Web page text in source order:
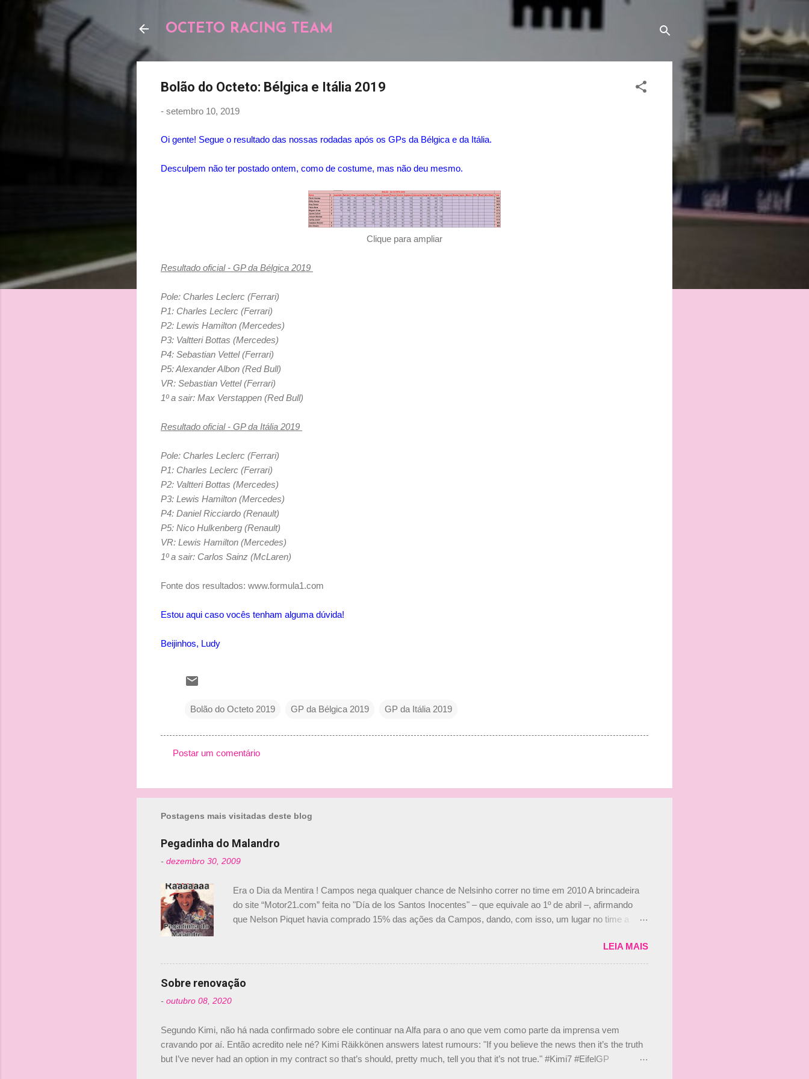
OCTETO RACING TEAM
Bolão do Octeto: Bélgica e Itália 2019
- setembro 10, 2019
Oi gente! Segue o resultado das nossas rodadas após os GPs da Bélgica e da Itália.
Desculpem não ter postado ontem, como de costume, mas não deu mesmo.
Clique para ampliar
Resultado oficial - GP da Bélgica 2019
Pole: Charles Leclerc (Ferrari)
P1: Charles Leclerc (Ferrari)
P2: Lewis Hamilton (Mercedes)
P3: Valtteri Bottas (Mercedes)
P4: Sebastian Vettel (Ferrari)
P5: Alexander Albon (Red Bull)
VR: Sebastian Vettel (Ferrari)
1º a sair: Max Verstappen (Red Bull)
Resultado oficial - GP da Itália 2019
Pole: Charles Leclerc (Ferrari)
P1: Charles Leclerc (Ferrari)
P2: Valtteri Bottas (Mercedes)
P3: Lewis Hamilton (Mercedes)
P4: Daniel Ricciardo (Renault)
P5: Nico Hulkenberg (Renault)
VR: Lewis Hamilton (Mercedes)
1º a sair: Carlos Sainz (McLaren)
Fonte dos resultados: www.formula1.com
Estou aqui caso vocês tenham alguma dúvida!
Beijinhos, Ludy
Bolão do Octeto 2019 GP da Bélgica 2019 GP da Itália 2019
m
e
t
á
r
i
o
s
Postar um comentário
Postagens mais visitadas deste blog
Pegadinha do Malandro
- dezembro 30, 2009
Era o Dia da Mentira ! Campos nega qualquer chance de Nelsinho correr no time em 2010 A brincadeira
do site “Motor21.com” feita no "Día de los Santos Inocentes" – que equivale ao 1º de abril –, afirmando
que Nelson Piquet havia comprado 15% das ações da Campos, dando, com isso, um lugar no time a
dirigente foi taxativo ao declarar que o brasileiro não será o companheiro de Bruno Senna em 2010. "Na
verdade, nós recebemos uma oferta de Piquet", admitiu Audetto. “Mas depois de ter assinado com Bruno
Senna, não podemos ter dois brasileiros”, explicou, dizendo ainda que não tem nada contra o filho do
LEIA MAIS
Sobre renovação
- outubro 08, 2020
Segundo Kimi, não há nada confirmado sobre ele continuar na Alfa para o ano que vem como parte da imprensa vem
cravando por aí. Então acredito nele né? Kimi Räikkönen answers latest rumours: "If you believe the news then it’s the truth
but I’ve never had an option in my contract so that’s should, pretty much, tell you that it’s not true." #Kimi7 #EifelGP